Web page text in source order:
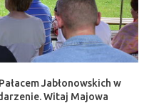
Jabłonowskich w
Witaj Majowa